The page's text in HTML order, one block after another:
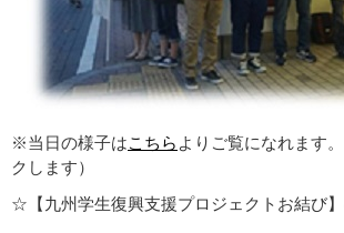
※当日の様子はこちら よりご覧になれます
クします）
☆【九州学生復興支援プロジェクトお結び